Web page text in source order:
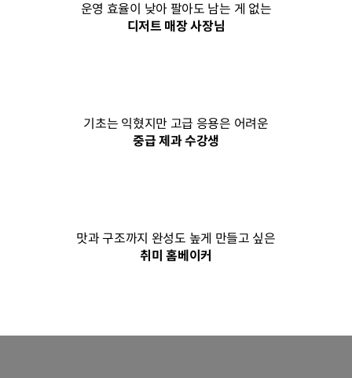
운영 효율이 낮아 팔아도 남는 게 없는
디저트 매장 사장님
기초는 익혔지만 고급 응용은 어려운
중급 제과 수강생
맛과 구조까지 완성도 높게 만들고 싶은
취미 홈베이커